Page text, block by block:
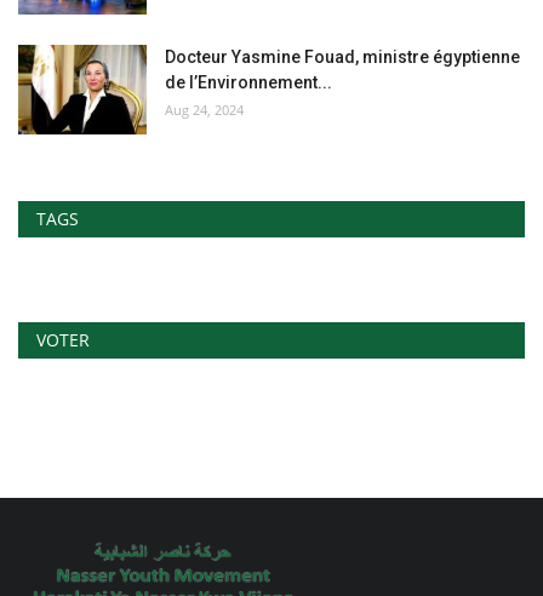
Docteur Yasmine Fouad, ministre égyptienne
de l’Environnement...
Aug 24, 2024
TAGS
VOTER